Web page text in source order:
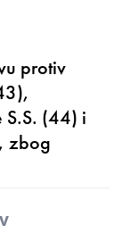
protiv
S.S. (44) i
zbog